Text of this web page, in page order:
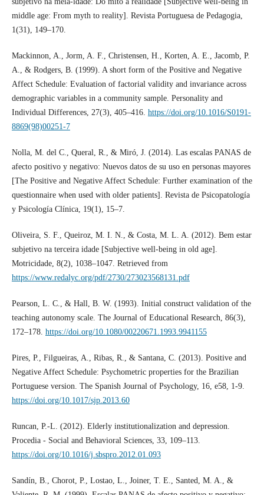
middle age: From myth to reality]. Revista Portuguesa de Pedagogia,
1(31), 149–170.
Mackinnon, A., Jorm, A. F., Christensen, H., Korten, A. E., Jacomb, P.
A., & Rodgers, B. (1999). A short form of the Positive and Negative
Affect Schedule: Evaluation of factorial validity and invariance across
demographic variables in a community sample. Personality and
Individual Differences, 27(3), 405–416. https://doi.org/10.1016/S0191-
8869(98)00251-7
Nolla, M. del C., Queral, R., & Miró, J. (2014). Las escalas PANAS de
afecto positivo y negativo: Nuevos datos de su uso en personas mayores
[The Positive and Negative Affect Schedule: Further examination of the
questionnaire when used with older patients]. Revista de Psicopatología
y Psicología Clínica, 19(1), 15–7.
Oliveira, S. F., Queiroz, M. I. N., & Costa, M. L. A. (2012). Bem estar
subjetivo na terceira idade [Subjective well-being in old age].
Motricidade, 8(2), 1038–1047. Retrieved from
https://www.redalyc.org/pdf/2730/273023568131.pdf
Pearson, L. C., & Hall, B. W. (1993). Initial construct validation of the
teaching autonomy scale. The Journal of Educational Research, 86(3),
172–178. https://doi.org/10.1080/00220671.1993.9941155
Pires, P., Filgueiras, A., Ribas, R., & Santana, C. (2013). Positive and
Negative Affect Schedule: Psychometric properties for the Brazilian
Portuguese version. The Spanish Journal of Psychology, 16, e58, 1-9.
https://doi.org/10.1017/sjp.2013.60
Runcan, P.-L. (2012). Elderly institutionalization and depression.
Procedia - Social and Behavioral Sciences, 33, 109–113.
https://doi.org/10.1016/j.sbspro.2012.01.093
Sandín, B., Chorot, P., Lostao, L., Joiner, T. E., Santed, M. A., &